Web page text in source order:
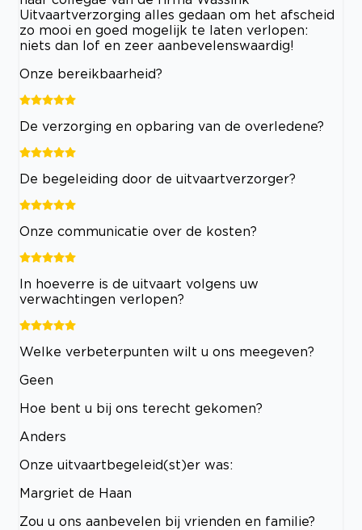
Uitvaartverzorging alles gedaan om het afscheid
zo mooi en goed mogelijk te laten verlopen:
niets dan lof en zeer aanbevelenswaardig!
Onze bereikbaarheid?
De verzorging en opbaring van de overledene?
De begeleiding door de uitvaartverzorger?
Onze communicatie over de kosten?
In hoeverre is de uitvaart volgens uw
verwachtingen verlopen?
Welke verbeterpunten wilt u ons meegeven?
Geen
Hoe bent u bij ons terecht gekomen?
Anders
Onze uitvaartbegeleid(st)er was:
Margriet de Haan
Zou u ons aanbevelen bij vrienden en familie?